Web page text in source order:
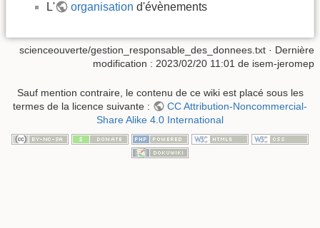
L'
organisation d'évènements
scienceouverte/gestion_responsable_des_donnees.txt · Dernière
modification : 2023/02/20 11:01 de isem-jeromep
Sauf mention contraire, le contenu de ce wiki est placé sous les
termes de la licence suivante :
CC Attribution-Noncommercial-
Share Alike 4.0 International